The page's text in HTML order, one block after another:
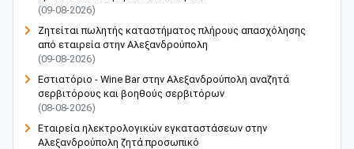
(09-08-2026)
Ζητείται πωλητής καταστήματος πλήρους απασχόλησης
από εταιρεία στην Αλεξανδρούπολη
(09-08-2026)
Εστιατόριο - Wine Bar στην Αλεξανδρούπολη αναζητά
σερβιτόρους και βοηθούς σερβιτόρων
(08-08-2026)
Εταιρεία ηλεκτρολογικών εγκαταστάσεων στην
Αλεξανδρούπολη ζητά προσωπικό